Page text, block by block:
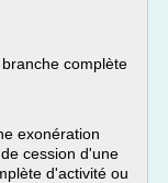
complète
exonération
cession d'une
d'activité ou